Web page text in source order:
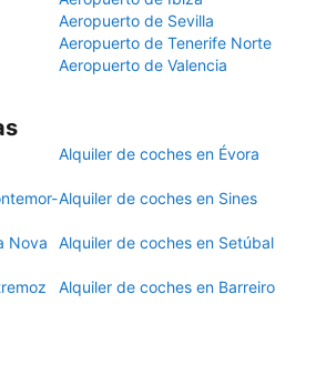
Aeropuerto de Sevilla
Aeropuerto de Tenerife Norte
Aeropuerto de Valencia
Alquiler de coches en Évora
Alquiler de coches en Sines
Nova
Alquiler de coches en Setúbal
Alquiler de coches en Barreiro